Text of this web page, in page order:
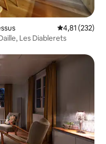
Évaluation
4,81 (232)
Les Diablerets
appréciés